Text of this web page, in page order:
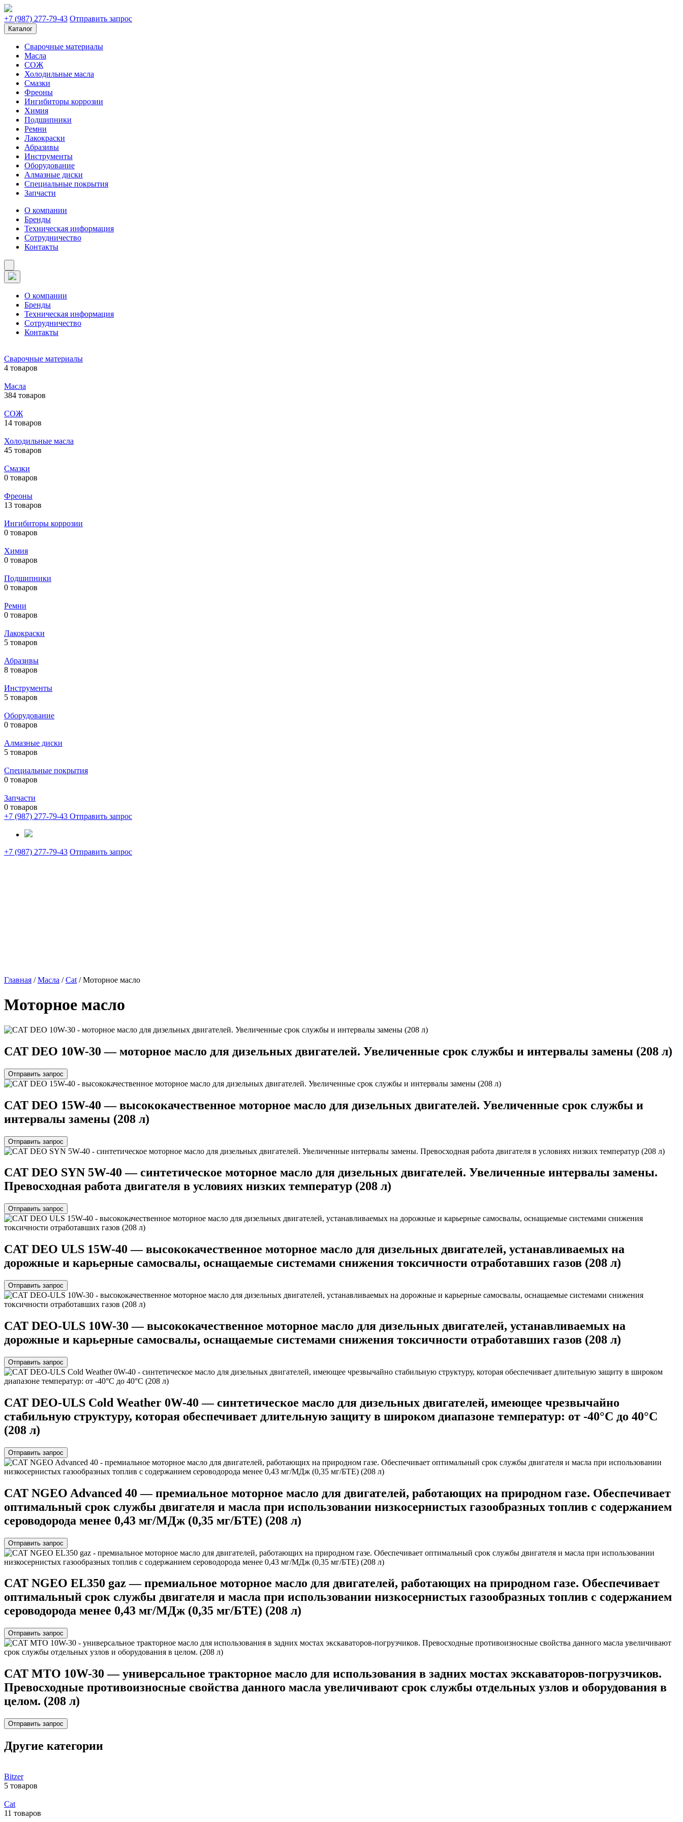
+7 (987) 277-79-43 Отправить запрос
Каталог
Сварочные материалы
Масла
СОЖ
Холодильные масла
Смазки
Фреоны
Ингибиторы коррозии
Химия
Подшипники
Ремни
Лакокраски
Абразивы
Инструменты
Оборудование
Алмазные диски
Специальные покрытия
Запчасти
О компании
Бренды
Техническая информация
Сотрудничество
Контакты
О компании
Бренды
Техническая информация
Сотрудничество
Контакты
Сварочные материалы
4 товаров
Масла
384 товаров
СОЖ
14 товаров
Холодильные масла
45 товаров
Смазки
0 товаров
Фреоны
13 товаров
Ингибиторы коррозии
0 товаров
Химия
0 товаров
Подшипники
0 товаров
Ремни
0 товаров
Лакокраски
5 товаров
Абразивы
8 товаров
Инструменты
5 товаров
Оборудование
0 товаров
Алмазные диски
5 товаров
Специальные покрытия
0 товаров
Запчасти
0 товаров
+7 (987) 277-79-43 Отправить запрос
+7 (987) 277-79-43 Отправить запрос
Главная /Масла /Cat / Моторное масло
Моторное масло
СAT DEO 10W-30 — моторное масло для дизельных двигателей. Увеличенные срок службы и интервалы замены (208 л)
Отправить запрос
СAT DEO 15W-40 — высококачественное моторное масло для дизельных двигателей. Увеличенные срок службы и
интервалы замены (208 л)
Отправить запрос
СAT DEO SYN 5W-40 — синтетическое моторное масло для дизельных двигателей. Увеличенные интервалы замены.
Превосходная работа двигателя в условиях низких температур (208 л)
Отправить запрос
СAT DEO ULS 15W-40 — высококачественное моторное масло для дизельных двигателей, устанавливаемых на
дорожные и карьерные самосвалы, оснащаемые системами снижения токсичности отработавших газов (208 л)
Отправить запрос
СAT DEO-ULS 10W-30 — высококачественное моторное масло для дизельных двигателей, устанавливаемых на
дорожные и карьерные самосвалы, оснащаемые системами снижения токсичности отработавших газов (208 л)
Отправить запрос
СAT DEO-ULS Cold Weather 0W-40 — синтетическое масло для дизельных двигателей, имеющее чрезвычайно
стабильную структуру, которая обеспечивает длительную защиту в широком диапазоне температур: от -40°C до 40°C
(208 л)
Отправить запрос
СAT NGEO Advanced 40 — премиальное моторное масло для двигателей, работающих на природном газе. Обеспечивает
оптимальный срок службы двигателя и масла при использовании низкосернистых газообразных топлив с содержанием
сероводорода менее 0,43 мг/МДж (0,35 мг/БТЕ) (208 л)
Отправить запрос
СAT NGEO EL350 gaz — премиальное моторное масло для двигателей, работающих на природном газе. Обеспечивает
оптимальный срок службы двигателя и масла при использовании низкосернистых газообразных топлив с содержанием
сероводорода менее 0,43 мг/МДж (0,35 мг/БТЕ) (208 л)
Отправить запрос
СAT МТО 10W-30 — универсальное тракторное масло для использования в задних мостах экскаваторов-погрузчиков.
Превосходные противоизносные свойства данного масла увеличивают срок службы отдельных узлов и оборудования в
целом. (208 л)
Отправить запрос
Другие категории
Bitzer
5 товаров
Cat
11 товаров